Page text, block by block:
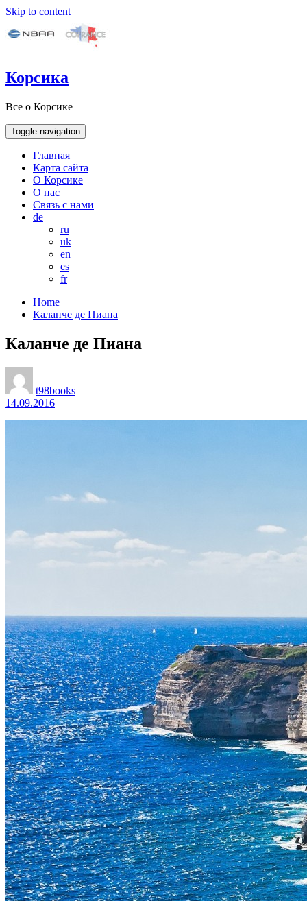
Skip to content
Корсика
Все о Корсике
Toggle navigation
Главная
Карта сайта
О Корсике
О нас
Связь с нами
de
ru
uk
en
es
fr
Home
Каланче де Пиана
Каланче де Пиана
t98books
14.09.2016